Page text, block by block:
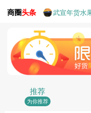
商圈头条 武宣年货水
海宜家艺术
武宣百力家
五马拦江营
君恒法律咨
推荐
为你推荐